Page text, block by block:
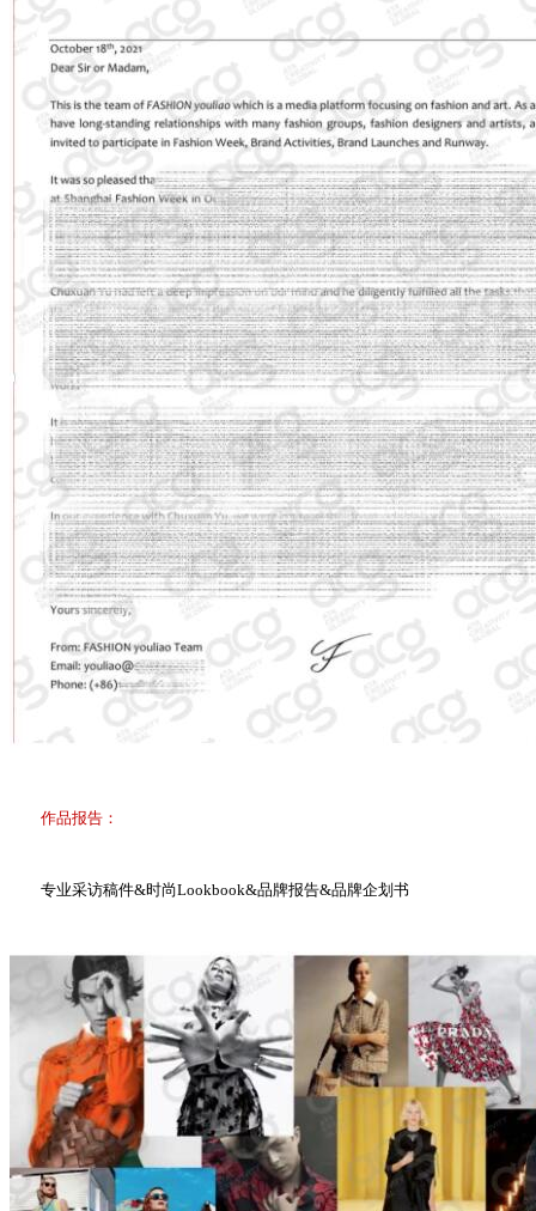
作品报告：
专业采访稿件&时尚Lookbook&品牌报告&品牌企划书